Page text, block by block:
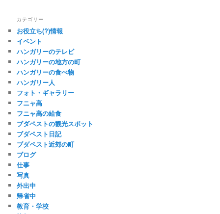
カテゴリー
お役立ち(?)情報
イベント
ハンガリーのテレビ
ハンガリーの地方の町
ハンガリーの食べ物
ハンガリー人
フォト・ギャラリー
フニャ高
フニャ高の給食
ブダペストの観光スポット
ブダペスト日記
ブダペスト近郊の町
ブログ
仕事
写真
外出中
帰省中
教育・学校